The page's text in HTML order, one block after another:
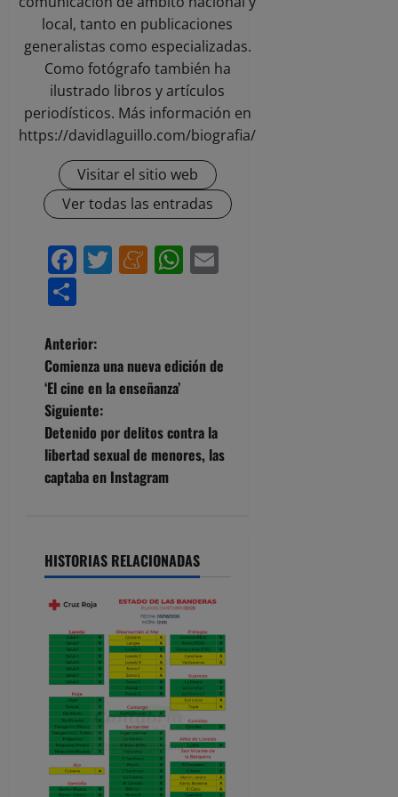
local, tanto en publicaciones
generalistas como especializadas.
Como fotógrafo también ha
ilustrado libros y artículos
periodísticos. Más información en
https://davidlaguillo.com/biografia/
Visitar el sitio web
Ver todas las entradas
Facebook
Twitter
Meneame
WhatsApp
N
a
v
e
c
i
ó
n
d
e
Anterior:
Comienza una nueva edición de
‘El cine en la enseñanza’
Siguiente:
Detenido por delitos contra la
libertad sexual de menores, las
captaba en Instagram
HISTORIAS RELACIONADAS